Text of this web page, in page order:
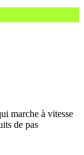
marche à vitesse
de pas